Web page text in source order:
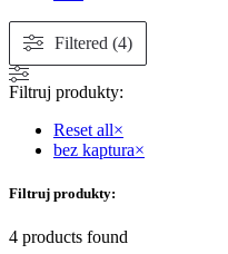
Filtered (4)
Filtruj produkty:
Reset all×
bez kaptura×
Filtruj produkty:
4 products found